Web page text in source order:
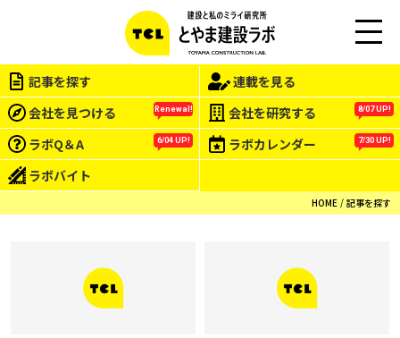
EN
記事を探す
連載を見る
会社を見つける
Renewal! 会社を研究する 8/07 UP!
ラボQ＆A 6/04 UP! ラボカレンダー 7/30 UP!
ラボバイト
HOME 記事を探す